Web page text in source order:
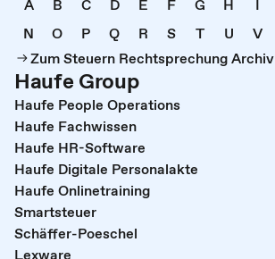
A B C D E F G H I
N
O P Q R S T U V
Zum Steuern Rechtsprechung Archiv
Haufe Group
Haufe People Operations
Haufe Fachwissen
Haufe HR-Software
Haufe Digitale Personalakte
Haufe Onlinetraining
Smartsteuer
Schäffer-Poeschel
Lexware